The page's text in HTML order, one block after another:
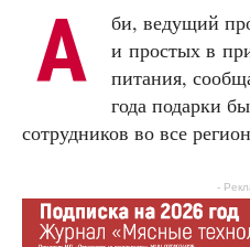
А
би, ведущий
и простых в
питания,
года подарки
сотрудников во все
-